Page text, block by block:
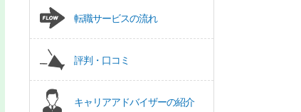
転職サービスの流れ
評判・口コミ
キャリアアドバイザーの紹介